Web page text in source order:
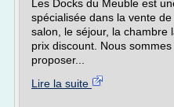
Les Docks du Meuble est
spécialisée dans la vente
salon, le séjour, la chambre
prix discount. Nous
proposer...
Lire la suite